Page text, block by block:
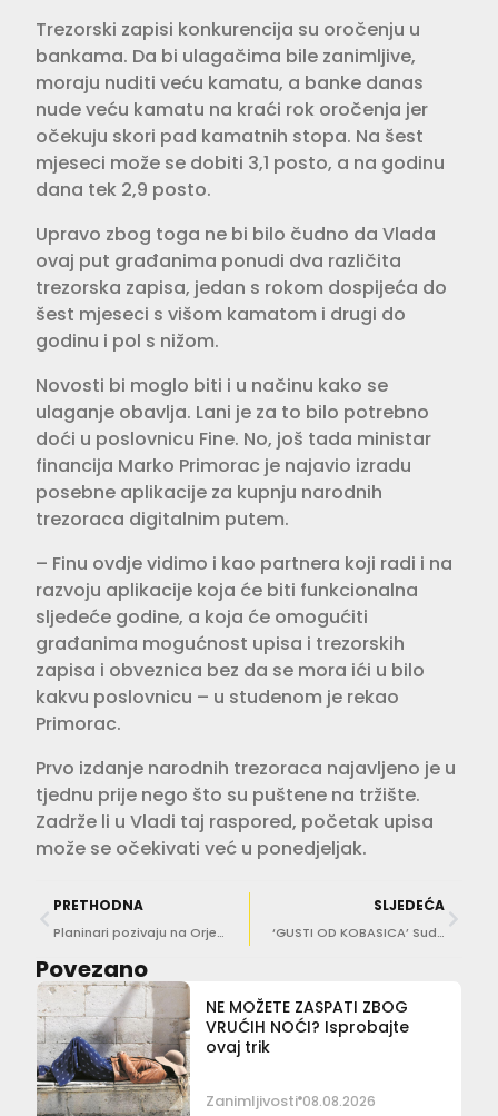
Trezorski zapisi konkurencija su oročenju u
bankama. Da bi ulagačima bile zanimljive,
moraju nuditi veću kamatu, a banke danas
nude veću kamatu na kraći rok oročenja jer
očekuju skori pad kamatnih stopa. Na šest
mjeseci može se dobiti 3,1 posto, a na godinu
dana tek 2,9 posto.
Upravo zbog toga ne bi bilo čudno da Vlada
ovaj put građanima ponudi dva različita
trezorska zapisa, jedan s rokom dospijeća do
šest mjeseci s višom kamatom i drugi do
godinu i pol s nižom.
Novosti bi moglo biti i u načinu kako se
ulaganje obavlja. Lani je za to bilo potrebno
doći u poslovnicu Fine. No, još tada ministar
financija Marko Primorac je najavio izradu
posebne aplikacije za kupnju narodnih
trezoraca digitalnim putem.
– Finu ovdje vidimo i kao partnera koji radi i na
razvoju aplikacije koja će biti funkcionalna
sljedeće godine, a koja će omogućiti
građanima mogućnost upisa i trezorskih
zapisa i obveznica bez da se mora ići u bilo
kakvu poslovnicu – u studenom je rekao
Primorac.
Prvo izdanje narodnih trezoraca najavljeno je u
tjednu prije nego što su puštene na tržište.
Zadrže li u Vladi taj raspored, početak upisa
može se očekivati već u ponedjeljak.
PRETHODNA
Planinari pozivaju na Orjen!
SLJEDEĆA
‘GUSTI OD KOBASICA’ Sudjelujte u natjecanju za najbolju kobasicu dubrovačkog kraja
Povezano
NE MOŽETE ZASPATI ZBOG
VRUĆIH NOĆI? Isprobajte
ovaj trik
Zanimljivosti 08.08.2026